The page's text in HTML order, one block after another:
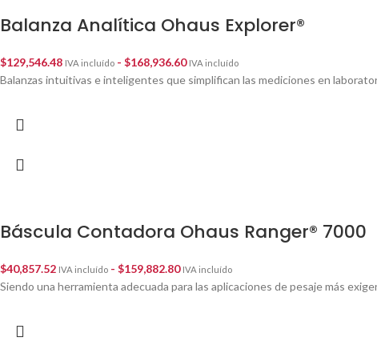
Balanza Analítica Ohaus Explorer®
$129,546.48 IVA incluído - $168,936.60 IVA incluído
Balanzas intuitivas e inteligentes que simplifican las mediciones en
Báscula Contadora Ohaus Ranger® 7000
$40,857.52 IVA incluído - $159,882.80 IVA incluído
Siendo una herramienta adecuada para las aplicaciones de pesaje más